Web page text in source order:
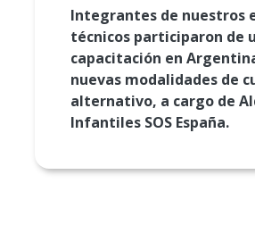
Integrantes de nuestros
técnicos participaron de
capacitación en
nuevas modalidades de
alternativo, a cargo de
Infantiles SOS España.